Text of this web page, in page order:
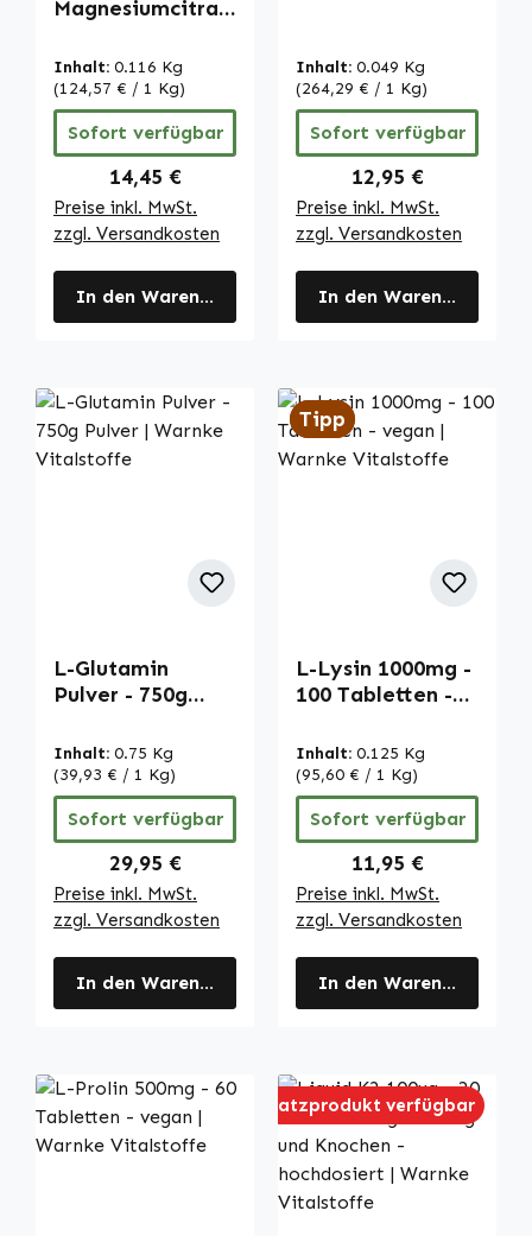
Magnesiumcitrat
für Muskeln,
Knochen, Zähne
uvm. | Warnke
Vitalstoffe
Inhalt: 0.116 Kg
(124,57 € / 1 Kg)
Sofort verfügbar
Regulärer Preis:
14,45 €
Preise inkl. MwSt.
zzgl. Versandkosten
In den Warenkorb
| Warnke
Vitalstoffe
Inhalt: 0.049 Kg
(264,29 € / 1 Kg)
Sofort verfügbar
Regulärer Preis:
12,95 €
Preise inkl. MwSt.
zzgl. Versandkosten
In den Warenkorb
L-Glutamin
Pulver - 750g
Vitalstoffe
Inhalt: 0.75 Kg
(39,93 € / 1 Kg)
Sofort verfügbar
Regulärer Preis:
29,95 €
Preise inkl. MwSt.
zzgl. Versandkosten
In den Warenkorb
Tipp
Tipp
L-Lysin 1000mg -
100 Tabletten -
Vitalstoffe
Inhalt: 0.125 Kg
(95,60 € / 1 Kg)
Sofort verfügbar
Regulärer Preis:
11,95 €
Preise inkl. MwSt.
zzgl. Versandkosten
In den Warenkorb
Ersatzprodukt verfügbar